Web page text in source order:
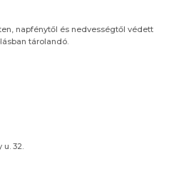
napfénytől és nedvességtől védett
tárolandó.
32.